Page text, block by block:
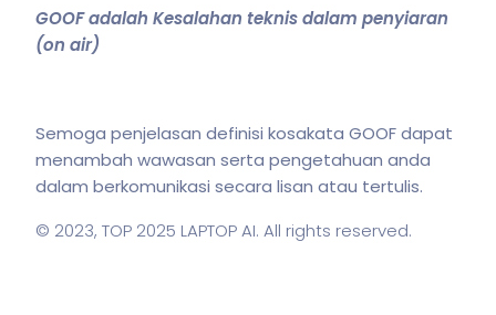
GOOF adalah Kesalahan teknis dalam penyiaran
(on air)
Semoga penjelasan definisi kosakata GOOF dapat
menambah wawasan serta pengetahuan anda
dalam berkomunikasi secara lisan atau tertulis.
© 2023, TOP 2025 LAPTOP AI. All rights reserved.